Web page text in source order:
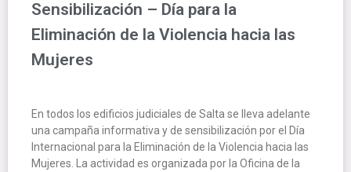
Sensibilización – Día para la
Eliminación de la Violencia hacia las
Mujeres
En todos los edificios judiciales de Salta se lleva adelante
una campaña informativa y de sensibilización por el Día
Internacional para la Eliminación de la Violencia hacia las
Mujeres. La actividad es organizada por la Oficina de la